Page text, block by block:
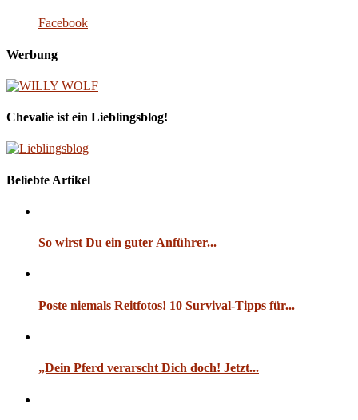
Facebook
Werbung
Chevalie ist ein Lieblingsblog!
Beliebte Artikel
So wirst Du ein guter Anführer...
Poste niemals Reitfotos! 10 Survival-Tipps für...
„Dein Pferd verarscht Dich doch! Jetzt...